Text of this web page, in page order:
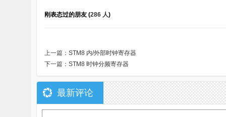
刚表态过的朋友 (286 人)
上一篇： STM8 内/外部时钟寄存器
下一篇： STM8 时钟分频寄存器
最新评论